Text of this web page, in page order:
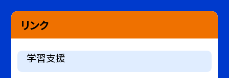
リンク
学習支援